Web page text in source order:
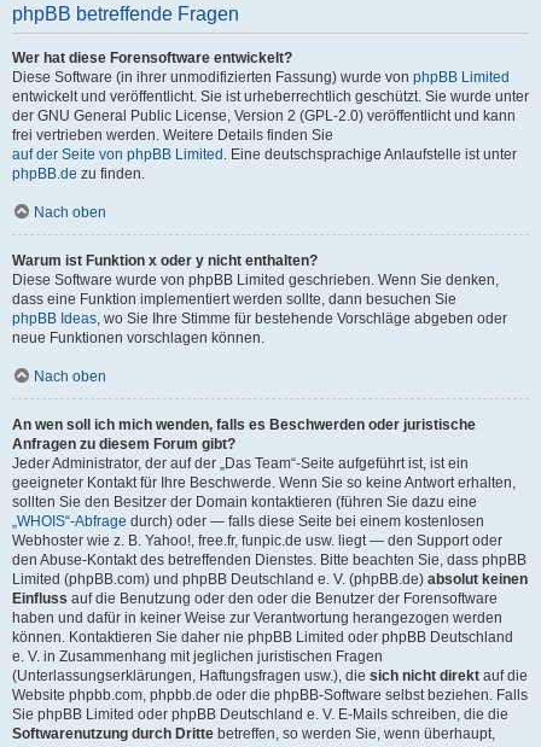
phpBB betreffende Fragen
Wer hat diese Forensoftware entwickelt?
Diese Software (in ihrer unmodifizierten Fassung) wurde von phpBB Limited
entwickelt und veröffentlicht. Sie ist urheberrechtlich geschützt. Sie wurde unter
der GNU General Public License, Version 2 (GPL-2.0) veröffentlicht und kann
frei vertrieben werden. Weitere Details finden Sie
auf der Seite von phpBB Limited . Eine deutschsprachige Anlaufstelle ist unter
phpBB.de zu finden.
Nach oben
Warum ist Funktion x oder y nicht enthalten?
Diese Software wurde von phpBB Limited geschrieben. Wenn Sie denken,
dass eine Funktion implementiert werden sollte, dann besuchen Sie
phpBB Ideas, wo Sie Ihre Stimme für bestehende Vorschläge abgeben oder
neue Funktionen vorschlagen können.
Nach oben
An wen soll ich mich wenden, falls es Beschwerden oder juristische
Anfragen zu diesem Forum gibt?
Jeder Administrator, der auf der „Das Team“-Seite aufgeführt ist, ist ein
geeigneter Kontakt für Ihre Beschwerde. Wenn Sie so keine Antwort erhalten,
sollten Sie den Besitzer der Domain kontaktieren (führen Sie dazu eine
„WHOIS“-Abfrage durch) oder — falls diese Seite bei einem kostenlosen
Webhoster wie z. B. Yahoo!, free.fr, funpic.de usw. liegt — den Support oder
den Abuse-Kontakt des betreffenden Dienstes. Bitte beachten Sie, dass phpBB
Limited (phpBB.com) und phpBB Deutschland e. V. (phpBB.de) absolut keinen
Einfluss auf die Benutzung oder den oder die Benutzer der Forensoftware
haben und dafür in keiner Weise zur Verantwortung herangezogen werden
können. Kontaktieren Sie daher nie phpBB Limited oder phpBB Deutschland
e. V. in Zusammenhang mit jeglichen juristischen Fragen
(Unterlassungserklärungen, Haftungsfragen usw.), die sich nicht direkt auf die
Website phpbb.com, phpbb.de oder die phpBB-Software selbst beziehen. Falls
Sie phpBB Limited oder phpBB Deutschland e. V. E-Mails schreiben, die die
Softwarenutzung durch Dritte betreffen, so werden Sie, wenn überhaupt,